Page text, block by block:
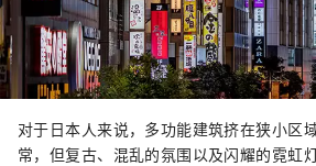
对于日本人来说，多功能建筑挤在狭小区
常，但复古、混乱的氛围以及闪耀的霓虹